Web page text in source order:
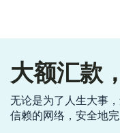
大额汇款
无论是为了人生大事
信赖的网络，安全地完